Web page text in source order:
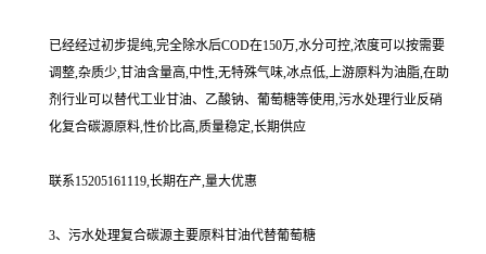
已经经过初步提纯,完全除水后COD在150万,水分可控,浓度可以按需要
调整,杂质少,甘油含量高,中性,无特殊气味,冰点低,上游原料为油脂,在助
剂行业可以替代工业甘油、乙酸钠、葡萄糖等使用,污水处理行业反硝
化复合碳源原料,性价比高,质量稳定,长期供应
联系15205161119,长期在产,量大优惠
3、污水处理复合碳源主要原料甘油代替葡萄糖